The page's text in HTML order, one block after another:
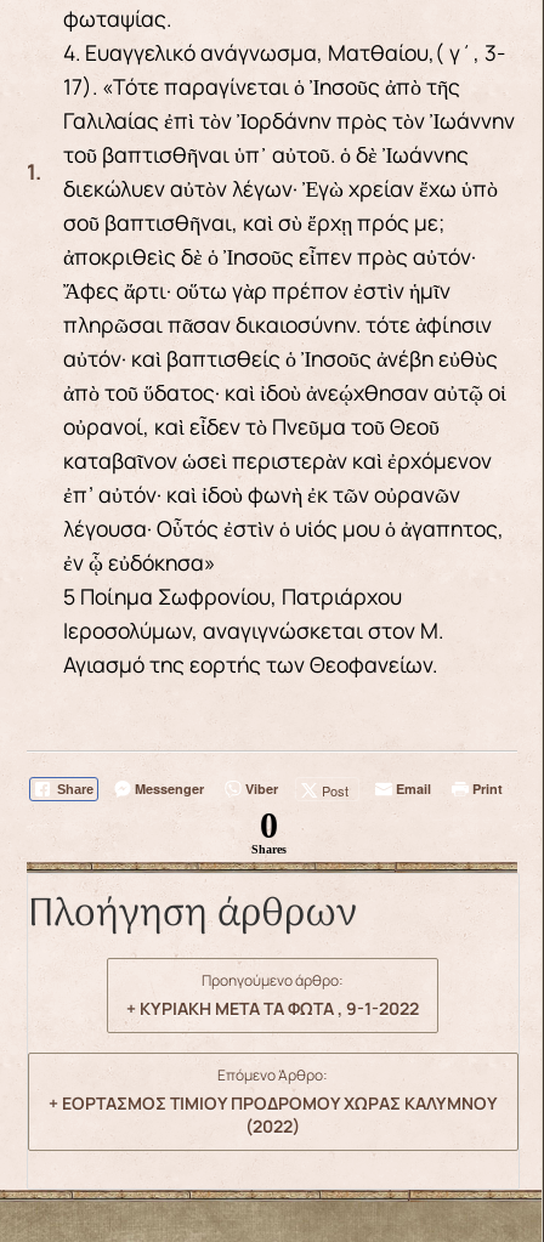
φωταψίας.
4. Ευαγγελικό ανάγνωσμα, Ματθαίου,( γ΄, 3-
17). «Τότε παραγίνεται ὁ Ἰησοῦς ἀπὸ τῆς
Γαλιλαίας ἐπὶ τὸν Ἰορδάνην πρὸς τὸν Ἰωάννην
τοῦ βαπτισθῆναι ὑπ᾽ αὐτοῦ. ὁ δὲ Ἰωάννης
διεκώλυεν αὐτὸν λέγων· Ἐγὼ χρείαν ἔχω ὑπὸ
σοῦ βαπτισθῆναι, καὶ σὺ ἔρχῃ πρός με;
ἀποκριθεὶς δὲ ὁ Ἰησοῦς εἶπεν πρὸς αὐτόν·
Ἄφες ἄρτι· οὕτω γὰρ πρέπον ἐστὶν ἡμῖν
πληρῶσαι πᾶσαν δικαιοσύνην. τότε ἀφίησιν
αὐτόν· καὶ βαπτισθείς ὁ Ἰησοῦς ἀνέβη εὐθὺς
ἀπὸ τοῦ ὕδατος· καὶ ἰδοὺ ἀνεῴχθησαν αὐτῷ οἱ
οὐρανοί, καὶ εἶδεν τὸ Πνεῦμα τοῦ Θεοῦ
καταβαῖνον ὡσεὶ περιστερὰν καὶ ἐρχόμενον
ἐπ’ αὐτόν· καὶ ἰδοὺ φωνὴ ἐκ τῶν οὐρανῶν
λέγουσα· Οὗτός ἐστὶν ὁ υἱός μου ὁ ἀγαπητος,
ἐν ᾧ εὐδόκησα»
5 Ποίημα Σωφρονίου, Πατριάρχου
Ιεροσολύμων, αναγιγνώσκεται στον Μ.
Αγιασμό της εορτής των Θεοφανείων.
Share Messenger Viber Post Email Print
0
Shares
Πλοήγηση άρθρων
Προηγούμενο άρθρο:
+ ΚΥΡΙΑΚΗ ΜΕΤΑ ΤΑ ΦΩΤΑ , 9-1-2022
Επόμενο Άρθρο:
+ ΕΟΡΤΑΣΜΟΣ ΤΙΜΙΟΥ ΠΡΟΔΡΟΜΟΥ ΧΩΡΑΣ ΚΑΛΥΜΝΟΥ
(2022)